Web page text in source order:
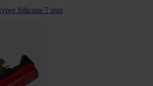
Silicone 7 mm